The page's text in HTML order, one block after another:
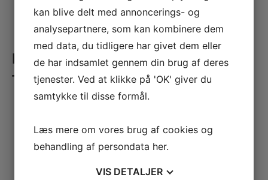
Hvorfor samarbejde med AM
Tooling?
Leverancer til medico, elektronik og fødevareindustrien
Korte leveringstider – dansk produktion og tæt dialog
Fokus på cyklustid, levetid og repeterbarhed
kan blive delt med annoncerings- og
analysepartnere, som kan kombinere dem
med data, du tidligere har givet dem eller
de har indsamlet gennem din brug af deres
tjenester. Ved at klikke på 'OK' giver du
samtykke til disse formål.
Læs mere om vores brug af cookies og
behandling af persondata her.
VIS DETALJER